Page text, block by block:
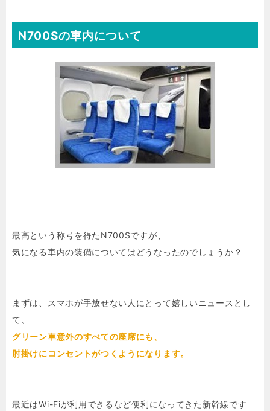
N700Sの車内について
最高という称号を得たN700Sですが、
気になる車内の装備についてはどうなったのでしょうか？
まずは、スマホが手放せない人にとって嬉しいニュースとし
て、
グリーン車意外のすべての座席にも、
肘掛けにコンセントがつくようになります。
最近はWi-Fiが利用できるなど便利になってきた新幹線です